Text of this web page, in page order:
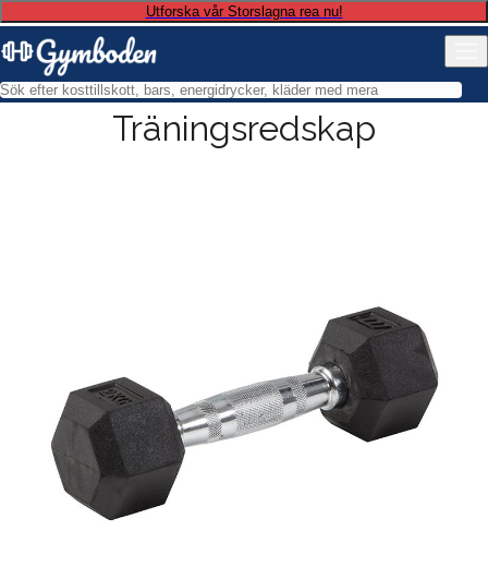
Utforska vår Storslagna rea nu!
Träningsredskap